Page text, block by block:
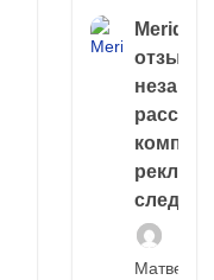
следа
Матвей